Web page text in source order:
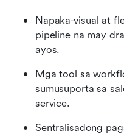
Napaka-visual at
pipeline na may
ayos.
Mga tool sa
sumusuporta sa
service.
Sentralisadong